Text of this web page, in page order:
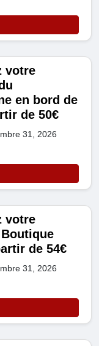
votre
en bord de
de 50€
31, 2026
votre
de 54€
31, 2026